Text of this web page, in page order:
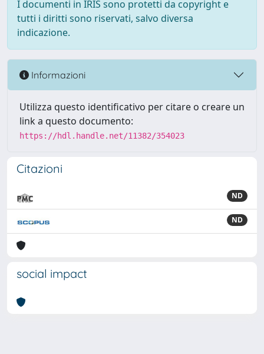
I documenti in IRIS sono protetti da copyright e
tutti i diritti sono riservati, salvo diversa
indicazione.
Informazioni
Utilizza questo identificativo per citare o creare un
link a questo documento:
https://hdl.handle.net/11382/354023
Citazioni
ND
ND
social impact